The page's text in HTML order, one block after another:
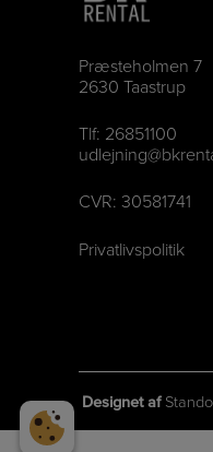
Præsteholmen 7
2630 Taastrup
Tlf: 26851100
CVR: 30581741
Privatlivspolitik
Designet af